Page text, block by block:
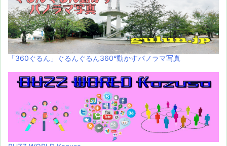
「360ぐるん」ぐるんぐるん360°動かすパノラマ写真